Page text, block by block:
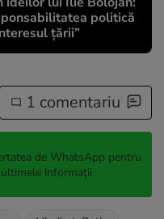
politică
țării”
1 comentariu
de WhatsApp pentru
informații